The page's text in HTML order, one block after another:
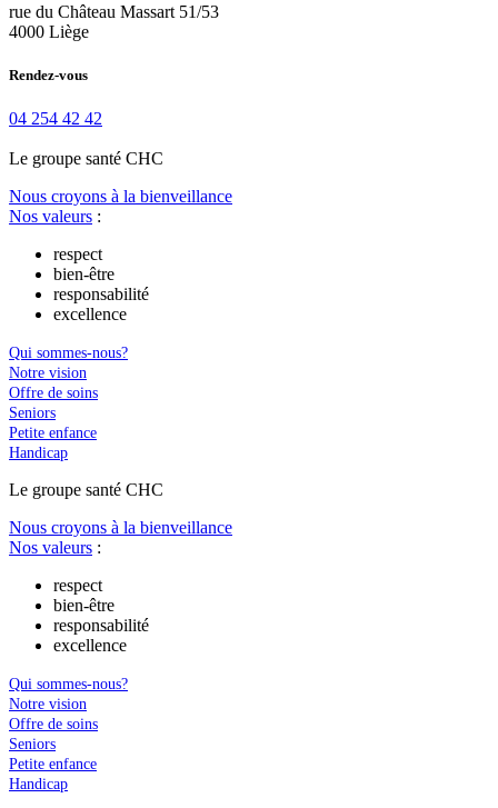
rue du Château Massart 51/53
4000 Liège
Rendez-vous
04 254 42 42
Le groupe santé CHC
Nous croyons à la bienveillance
Nos valeurs :
respect
bien-être
responsabilité
excellence
Qui sommes-nous?
Notre vision
Offre de soins
Seniors
Petite enfance
Handicap
Le groupe santé CHC
Nous croyons à la bienveillance
Nos valeurs :
respect
bien-être
responsabilité
excellence
Qui sommes-nous?
Notre vision
Offre de soins
Seniors
Petite enfance
Handicap